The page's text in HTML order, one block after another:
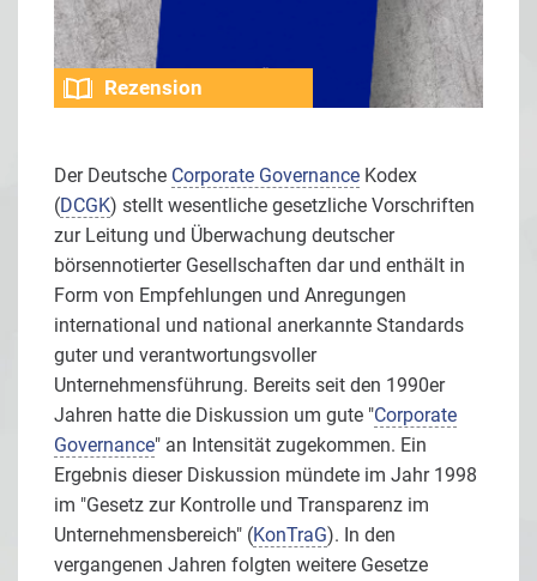
Rezension
Der Deutsche Corporate Governance Kodex
(DCGK) stellt wesentliche gesetzliche Vorschriften
zur Leitung und Überwachung deutscher
börsennotierter Gesellschaften dar und enthält in
Form von Empfehlungen und Anregungen
international und national anerkannte Standards
guter und verantwortungsvoller
Unternehmensführung. Bereits seit den 1990er
Jahren hatte die Diskussion um gute "Corporate
Governance" an Intensität zugekommen. Ein
Ergebnis dieser Diskussion mündete im Jahr 1998
im "Gesetz zur Kontrolle und Transparenz im
Unternehmensbereich" (KonTraG). In den
vergangenen Jahren folgten weitere Gesetze